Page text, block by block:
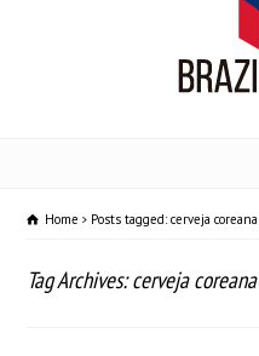
Home Posts tagged: cerveja coreana
Tag Archives: cerveja coreana